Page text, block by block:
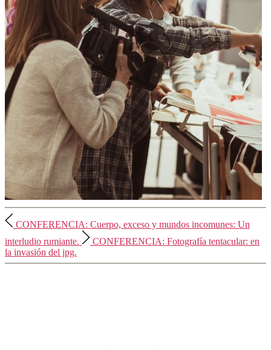
CONFERENCIA: Cuerpo, exceso y mundos incomunes: Un
interludio rumiante.
CONFERENCIA: Fotografía tentacular: en
la invasión del jpg.